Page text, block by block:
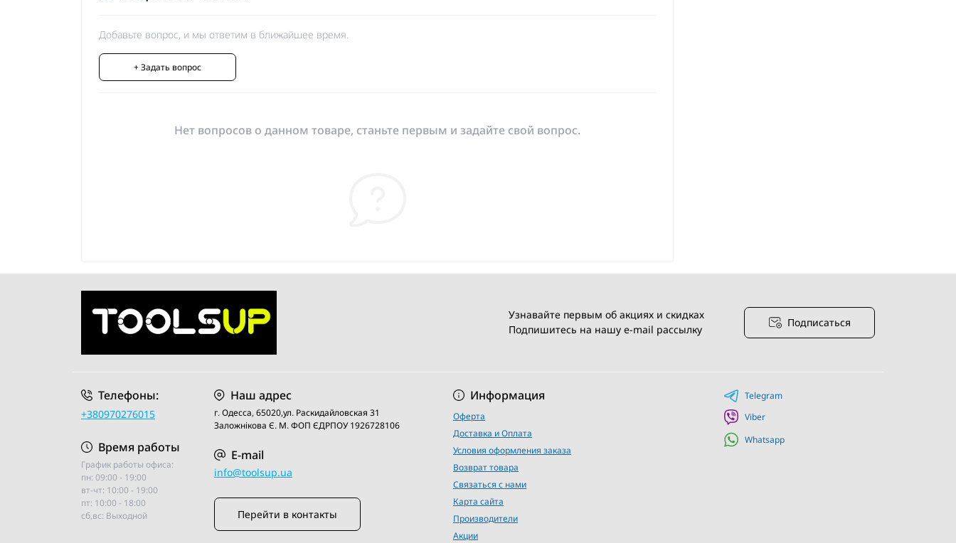
Добавьте вопрос, и мы ответим в ближайшее время.
+ Задать вопрос
Нет вопросов о данном товаре, станьте первым и задайте свой вопрос.
Узнавайте первым об акциях и скидках
Подпишитесь на нашу e-mail рассылку
Подписаться
Телефоны:
+380970276015
Время работы
График работы офиса:
пн: 09:00 - 19:00
вт-чт: 10:00 - 19:00
пт: 10:00 - 18:00
сб,вс: Выходной
Наш адрес
г. Одесса, 65020,ул. Раскидайловская 31
Заложнiкова Є. М. ФОП ЄДРПОУ 1926728106
E-mail
info@toolsup.ua
Перейти в контакты
Информация
Оферта
Доставка и Оплата
Условия оформления заказа
Возврат товара
Связаться с нами
Карта сайта
Производители
Акции
Telegram
Viber
Whatsapp